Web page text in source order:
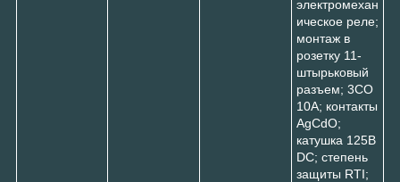
электромехан
ическое реле;
монтаж в
розетку 11-
штырьковый
разъем; 3CO
10A; контакты
AgCdO;
катушка 125В
DC; степень
защиты RTI;